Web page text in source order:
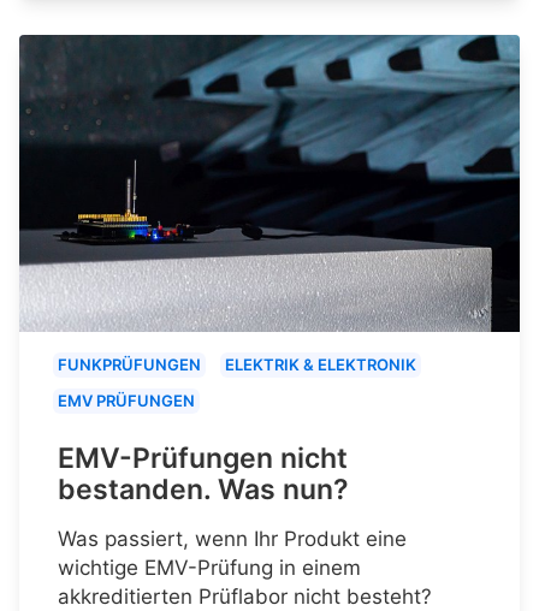
FUNKPRÜFUNGEN
ELEKTRIK & ELEKTRONIK
EMV PRÜFUNGEN
EMV-Prüfungen nicht
bestanden. Was nun?
Was passiert, wenn Ihr Produkt eine
wichtige EMV-Prüfung in einem
akkreditierten Prüflabor nicht besteht?